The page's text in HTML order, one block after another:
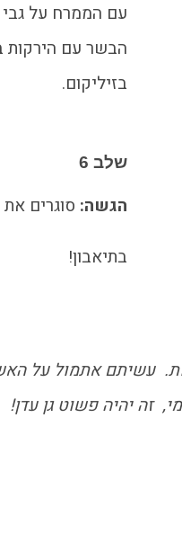
עם הממרח על
הבשר עם הירקות
בזיליקום.
שלב 6
הגשה: סוגרים
בתיאבון!
עשיתם אתמול על
זה יהיה פשוט גן עדן!